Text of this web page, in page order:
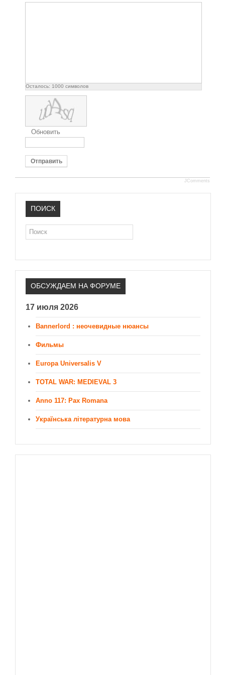
Осталось: 1000 символов
Обновить
Отправить
JComments
ПОИСК
Поиск
ОБСУЖДАЕМ НА ФОРУМЕ
17 июля 2026
Bannerlord : неочевидные нюансы
Фильмы
Europa Universalis V
TOTAL WAR: MEDIEVAL 3
Anno 117: Pax Romana
Українська літературна мова